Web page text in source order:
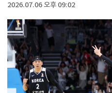
2026.07.06 오후 09:02